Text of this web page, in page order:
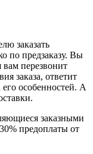
заказать
по предзаказу. Вы
вам перезвонит
заказа, ответит
особенностей. А
заказными
предоплаты от